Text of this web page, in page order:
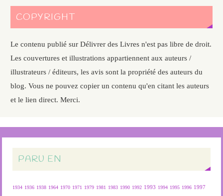
COPYRIGHT
Le contenu publié sur Délivrer des Livres n'est pas libre de droit.
Les couvertures et illustrations appartiennent aux auteurs /
illustrateurs / éditeurs, les avis sont la propriété des auteurs du
blog. Vous ne pouvez copier un contenu qu'en citant les auteurs
et le lien direct. Merci.
PARU EN
1934 1936 1938 1964 1970 1971 1979 1981 1983 1990 1992 1993 1994 1995 1996 1997